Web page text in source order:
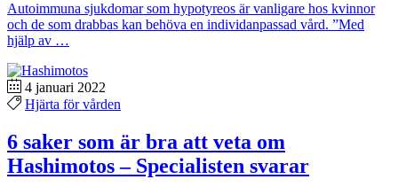
Autoimmuna sjukdomar som hypotyreos är vanligare hos kvinnor
och de som drabbas kan behöva en individanpassad vård. ”Med
hjälp av …
4 januari 2022
Hjärta för vården
6 saker som är bra att veta om
Hashimotos – Specialisten svarar